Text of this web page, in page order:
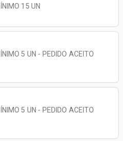
15 UN
5 UN - PEDIDO ACEITO
5 UN - PEDIDO ACEITO